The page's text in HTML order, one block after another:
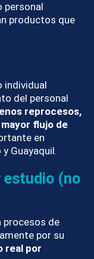
personal
productos que
individual
del personal
reprocesos,
flujo de
en
Guayaquil.
estudio (no
procesos de
por su
real por